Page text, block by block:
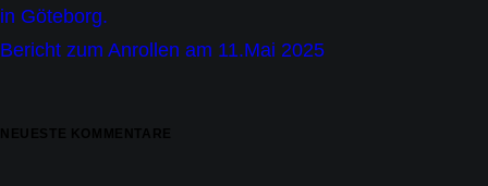
in Göteborg.
Bericht zum Anrollen am 11.Mai 2025
NEUESTE KOMMENTARE